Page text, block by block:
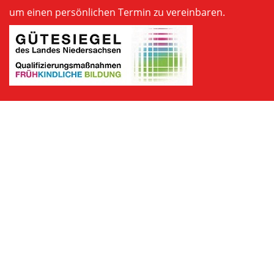
um einen persönlichen Termin zu vereinbaren.